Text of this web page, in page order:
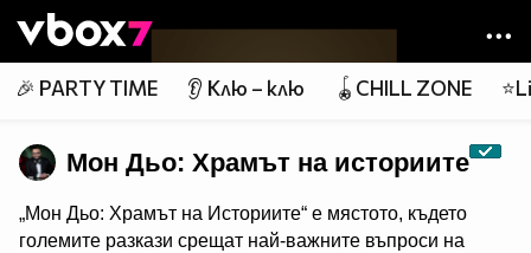
👾
🎉 PARTY TIME 👂 Клю – клю 🪀CHILL ZONE
Мон Дьо: Храмът на историите
„Мон Дьо: Храмът на Историите“ е мястото, където
големите разкази срещат най-важните въпроси на